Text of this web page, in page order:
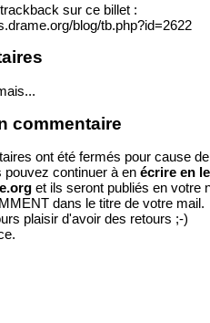
sur ce billet :
blog/tb.php?id=2622
commentaire
ont été fermés pour cause
pouvez continuer à en écrire en
et ils seront publiés en votre
dans le titre de votre mail.
plaisir d'avoir des retours ;-)